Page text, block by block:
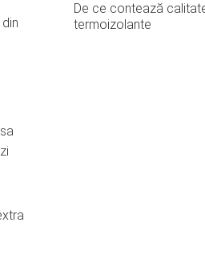
De ce contează
termoizolante